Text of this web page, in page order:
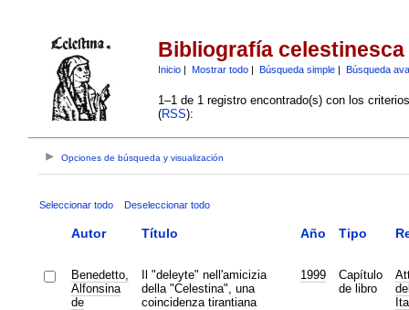
Bibliografía celestinesca
Inicio| Mostrar todo| Búsqueda simple| Búsqueda
1–1 de 1 registro encontrado(s) con los
(RSS):
Opciones de búsqueda y visualización
Seleccionar todo Deseleccionar todo
Autor Título Año Tipo
Benedetto,
Alfonsina
de
Il "deleyte" nell'amicizia
della "Celestina", una
coincidenza tirantiana
1999
Capítulo
de libro